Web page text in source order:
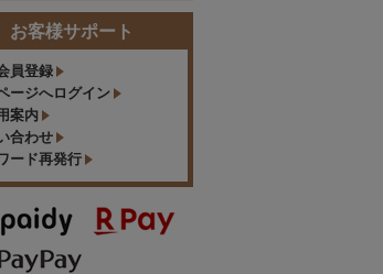
お客様サポート
員登録
ージへログイン
案内
合わせ
ード再発行